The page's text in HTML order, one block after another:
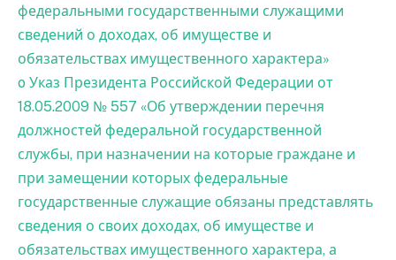
федеральными государственными служащими
сведений о доходах, об имуществе и
обязательствах имущественного характера»
o Указ Президента Российской Федерации от
18.05.2009 № 557 «Об утверждении перечня
должностей федеральной государственной
службы, при назначении на которые граждане и
при замещении которых федеральные
государственные служащие обязаны представлять
сведения о своих доходах, об имуществе и
обязательствах имущественного характера, а